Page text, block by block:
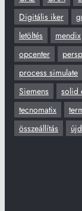
Digitális iker
letöltés
mendix
opcenter
process simulate
Siemens
solid
tecnomatix
összeállítás